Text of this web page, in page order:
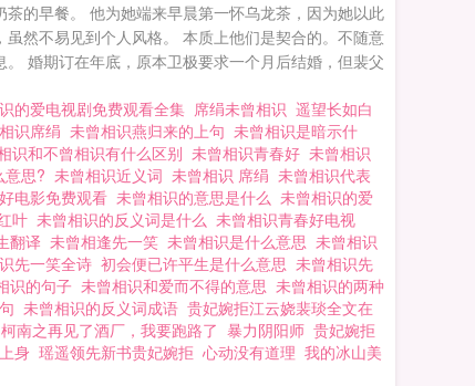
的早餐。 他为她端来早晨第一怀乌龙茶，因为她以此
然不易见到个人风格。 本质上他们是契合的。不随意
婚期订在年底，原本卫极要求一个月后结婚，但裴父
的爱电视剧免费观看全集 席绢未曾相识 遥望长如白
识席绢 未曾相识燕归来的上句 未曾相识是暗示什
识和不曾相识有什么区别 未曾相识青春好 未曾相识
意思? 未曾相识近义词 未曾相识 席绢 未曾相识代表
电影免费观看 未曾相识的意思是什么 未曾相识的爱
叶 未曾相识的反义词是什么 未曾相识青春好电视
翻译 未曾相逢先一笑 未曾相识是什么意思 未曾相识
先一笑全诗 初会便已许平生是什么意思 未曾相识先
识的句子 未曾相识和爱而不得的意思 未曾相识的两种
未曾相识的反义词成语 贵妃婉拒江云娆裴琰全文在
柯南之再见了酒厂，我要跑路了 暴力阴阳师 贵妃婉拒
身 瑶遥领先新书贵妃婉拒 心动没有道理 我的冰山美